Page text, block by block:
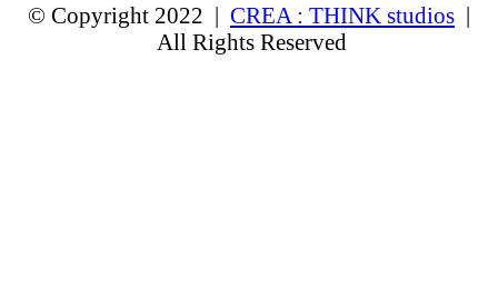
© Copyright 2022 | CREA : THINK studios |
All Rights Reserved